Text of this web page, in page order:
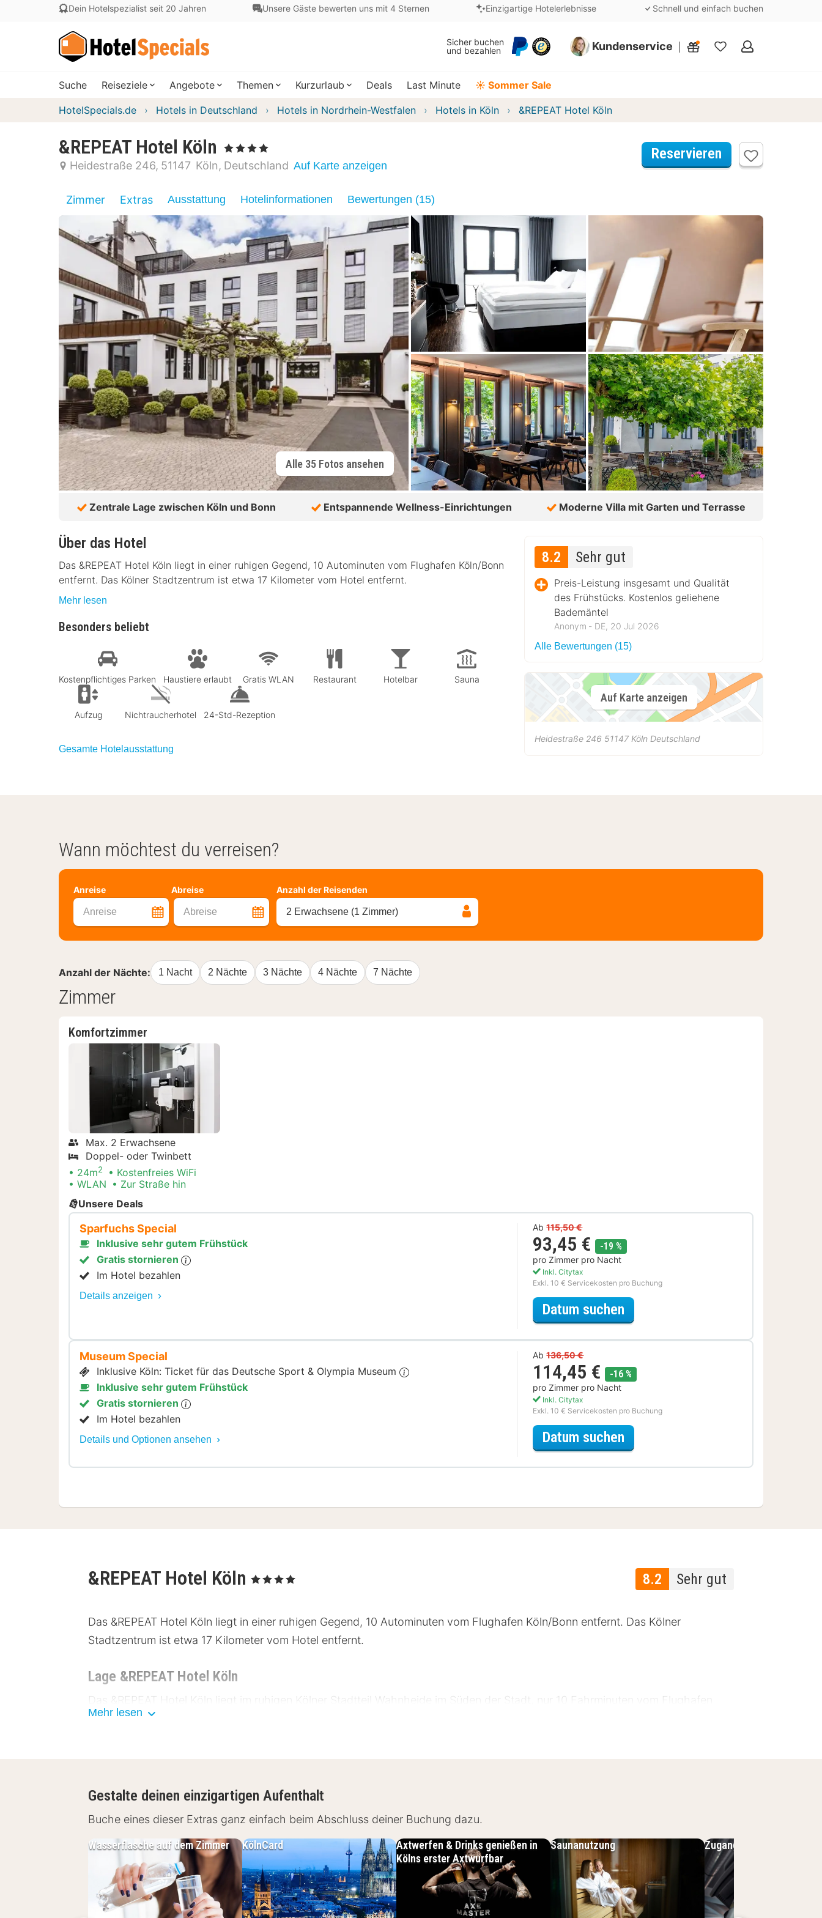
Dein Hotelspezialist seit 20 Jahren Unsere Gäste bewerten uns mit 4 Sternen Einzigartige Hotelerlebnisse Schnell und einfach buchen
Sicher buchen
und bezahlen
Kundenservice
Meine
Suche Reiseziele Angebote Themen Kurzurlaub Deals Last Minute ☀️ Sommer Sale
HotelSpecials.de Hotels in Deutschland Hotels in Nordrhein-Westfalen Hotels in Köln &REPEAT Hotel Köln
&REPEAT Hotel Köln , 4 Sterne
Heidestraße 246 51147 Köln Deutschland Auf Karte anzeigen
Reservieren
Zimmer Extras Ausstattung Hotelinformationen Bewertungen (15)
Alle 35 Fotos ansehen
Zentrale Lage zwischen Köln und Bonn Entspannende Wellness-Einrichtungen Moderne Villa mit Garten und Terrasse
Über das Hotel
Das &REPEAT Hotel Köln liegt in einer ruhigen Gegend, 10 Autominuten vom Flughafen Köln/Bonn
entfernt. Das Kölner Stadtzentrum ist etwa 17 Kilometer vom Hotel entfernt.
Mehr lesen
Besonders beliebt
Kostenpflichtiges Parken Haustiere erlaubt Gratis WLAN Restaurant Hotelbar Sauna
Aufzug Nichtraucherhotel 24-Std-Rezeption
Gesamte Hotelausstattung
8.2 Sehr gut
Preis-Leistung insgesamt und Qualität
des Frühstücks. Kostenlos geliehene
Bademäntel
Anonym ‐ DE, 20 Jul 2026
Alle Bewertungen (15)
Auf Karte anzeigen
Heidestraße 246 51147 Köln Deutschland
Wann möchtest du verreisen?
Anreise Abreise
Anreise Abreise
Anzahl der Reisenden
2 Erwachsene (1 Zimmer)
Anzahl der Nächte: 1 Nacht 2 Nächte 3 Nächte 4 Nächte 7 Nächte
Zimmer
Komfortzimmer
Max. 2 Erwachsene
Doppel- oder Twinbett
24m2
Kostenfreies WiFi
WLAN
Zur Straße hin
Unsere Deals
Sparfuchs Special
Inklusive sehr gutem Frühstück
Gratis stornieren
Im Hotel bezahlen
Details anzeigen
Ab 115,50 €
93,45 € -19 %
pro Zimmer pro Nacht
Inkl. Citytax
Exkl. 10 € Servicekosten pro Buchung
Datum suchen
Museum Special
Inklusive Köln: Ticket für das Deutsche Sport & Olympia Museum
Inklusive sehr gutem Frühstück
Gratis stornieren
Im Hotel bezahlen
Details und Optionen ansehen
Ab 136,50 €
114,45 € -16 %
pro Zimmer pro Nacht
Inkl. Citytax
Exkl. 10 € Servicekosten pro Buchung
Datum suchen
8.2 Sehr gut
&REPEAT Hotel Köln , 4 Sterne
Das &REPEAT Hotel Köln liegt in einer ruhigen Gegend, 10 Autominuten vom Flughafen Köln/Bonn entfernt. Das Kölner
Stadtzentrum ist etwa 17 Kilometer vom Hotel entfernt.
Lage &REPEAT Hotel Köln
Das &REPEAT Hotel Köln liegt im ruhigen Kölner Stadtteil Wahnheide im Süden der Stadt, nur 10 Fahrminuten vom Flughafen
Köln/Bonn entfernt. Dank der günstigen Lage sind sowohl Köln als auch Bonn bequem zu erreichen. Das Hotel ist der ideale
Rheinpark - ca. 16,2 km
Köln Innenstadt - ca. 16,6 km
Bonner Stadtzentrum - ca. 18,7 km
Einrichtungen &REPEAT Hotel Köln
Das &REPEAT Hotel Köln bietet verschiedene Annehmlichkeiten, um deinen Aufenthalt so angenehm wie möglich zu gestalten:
Schreibtisch, Fernseher und kostenloses WLAN
Mehr lesen
Gestalte deinen einzigartigen Aufenthalt
Buche eines dieser Extras ganz einfach beim Abschluss deiner Buchung dazu.
KölnCard
Axtwerfen & Drinks genießen in
Kölns erster Axtwurfbar
Saunanutzung Zugang zum
Wasserflasche auf dem Zimmer